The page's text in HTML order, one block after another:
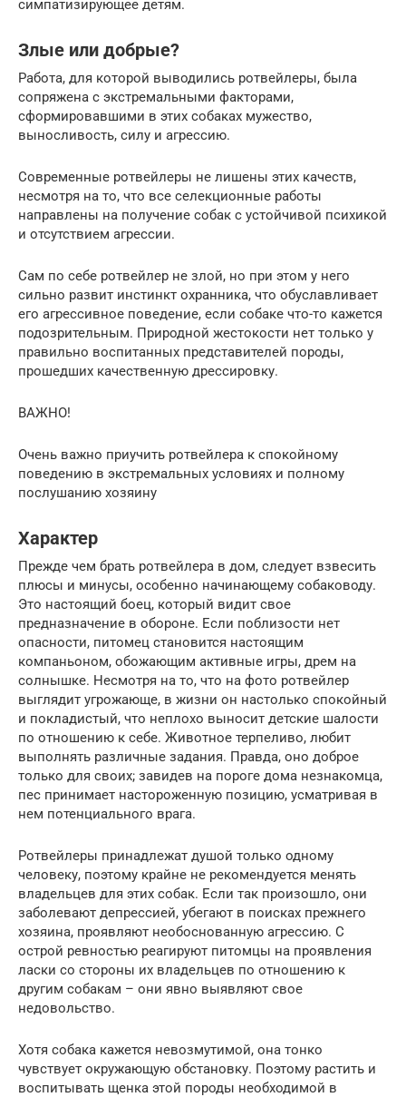
симпатизирующее детям.
Злые или добрые?
Работа, для которой выводились ротвейлеры, была
сопряжена с экстремальными факторами,
сформировавшими в этих собаках мужество,
выносливость, силу и агрессию.
Современные ротвейлеры не лишены этих качеств,
несмотря на то, что все селекционные работы
направлены на получение собак с устойчивой психикой
и отсутствием агрессии.
Сам по себе ротвейлер не злой, но при этом у него
сильно развит инстинкт охранника, что обуславливает
его агрессивное поведение, если собаке что-то кажется
подозрительным. Природной жестокости нет только у
правильно воспитанных представителей породы,
прошедших качественную дрессировку.
ВАЖНО!
Очень важно приучить ротвейлера к спокойному
поведению в экстремальных условиях и полному
послушанию хозяину
Характер
Прежде чем брать ротвейлера в дом, следует взвесить
плюсы и минусы, особенно начинающему собаководу.
Это настоящий боец, который видит свое
предназначение в обороне. Если поблизости нет
опасности, питомец становится настоящим
компаньоном, обожающим активные игры, дрем на
солнышке. Несмотря на то, что на фото ротвейлер
выглядит угрожающе, в жизни он настолько спокойный
и покладистый, что неплохо выносит детские шалости
по отношению к себе. Животное терпеливо, любит
выполнять различные задания. Правда, оно доброе
только для своих; завидев на пороге дома незнакомца,
пес принимает настороженную позицию, усматривая в
нем потенциального врага.
Ротвейлеры принадлежат душой только одному
человеку, поэтому крайне не рекомендуется менять
владельцев для этих собак. Если так произошло, они
заболевают депрессией, убегают в поисках прежнего
хозяина, проявляют необоснованную агрессию. С
острой ревностью реагируют питомцы на проявления
ласки со стороны их владельцев по отношению к
другим собакам – они явно выявляют свое
недовольство.
Хотя собака кажется невозмутимой, она тонко
чувствует окружающую обстановку. Поэтому растить и
воспитывать щенка этой породы необходимой в